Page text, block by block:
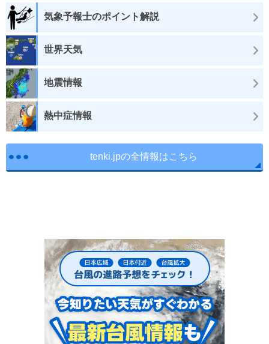
気象予報士のポイント解説
世界天気
地震情報
熱中症情報
tenki.jpの全情報はこちら